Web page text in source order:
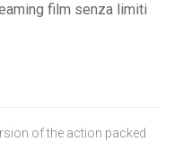
film senza limiti
of the action packed